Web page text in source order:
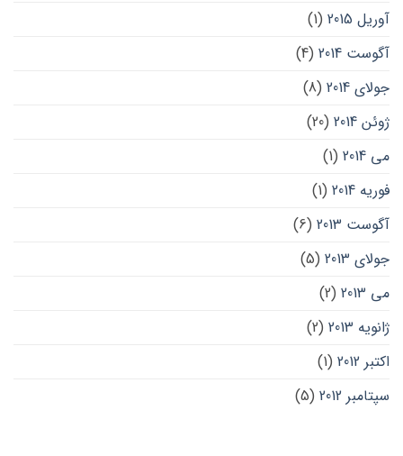
آوریل 2015
(1)
آگوست 2014
(4)
جولای 2014
(8)
ژوئن 2014
(20)
می 2014
(1)
فوریه 2014
(1)
آگوست 2013
(6)
جولای 2013
(5)
می 2013
(2)
ژانویه 2013
(2)
اکتبر 2012
(1)
سپتامبر 2012
(5)